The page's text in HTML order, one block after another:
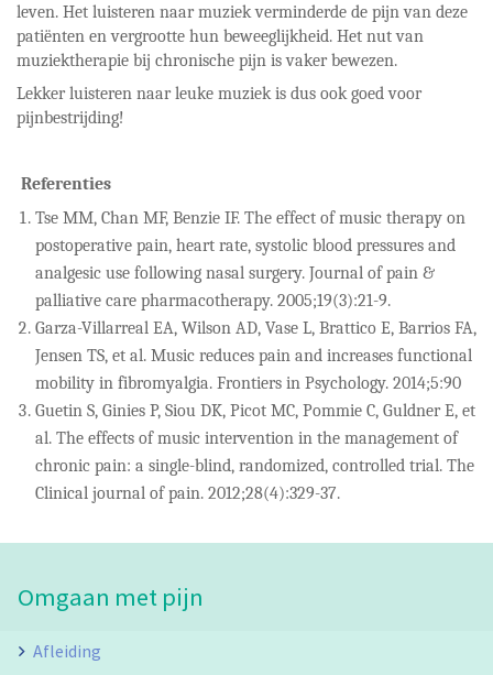
leven. Het luisteren naar muziek verminderde de pijn van deze
patiënten en vergrootte hun beweeglijkheid. Het nut van
muziektherapie bij chronische pijn is vaker bewezen.
Lekker luisteren naar leuke muziek is dus ook goed voor
pijnbestrijding!
Referenties
Tse MM, Chan MF, Benzie IF. The effect of music therapy on
postoperative pain, heart rate, systolic blood pressures and
analgesic use following nasal surgery. Journal of pain &
palliative care pharmacotherapy. 2005;19(3):21-9.
Garza-Villarreal EA, Wilson AD, Vase L, Brattico E, Barrios FA,
Jensen TS, et al. Music reduces pain and increases functional
mobility in fibromyalgia. Frontiers in Psychology. 2014;5:90
Guetin S, Ginies P, Siou DK, Picot MC, Pommie C, Guldner E, et
al. The effects of music intervention in the management of
chronic pain: a single-blind, randomized, controlled trial. The
Clinical journal of pain. 2012;28(4):329-37.
Omgaan met pijn
Afleiding